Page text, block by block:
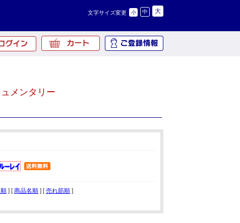
文字サイズ変更 小 中 大
ュメンタリー
] [商品名順 ] [売れ筋順 ]